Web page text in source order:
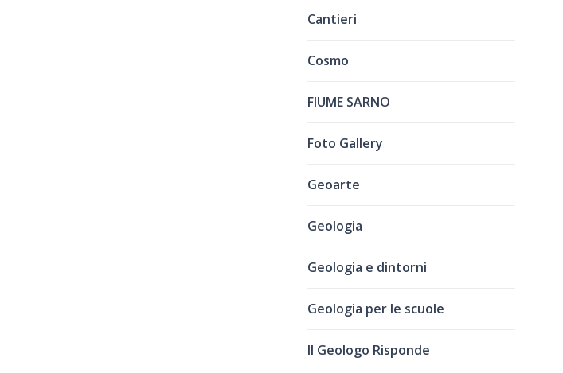
Cantieri
Cosmo
FIUME SARNO
Foto Gallery
Geoarte
Geologia
Geologia e dintorni
Geologia per le scuole
Il Geologo Risponde